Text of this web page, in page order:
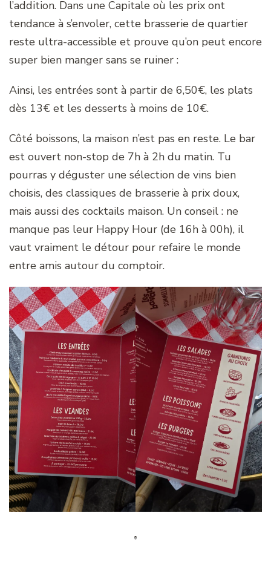
l’addition. Dans une Capitale où les prix ont
tendance à s’envoler, cette brasserie de quartier
reste ultra-accessible et prouve qu’on peut encore
super bien manger sans se ruiner :
Ainsi, les entrées sont à partir de 6,50€, les plats
dès 13€ et les desserts à moins de 10€.
Côté boissons, la maison n’est pas en reste. Le bar
est ouvert non-stop de 7h à 2h du matin. Tu
pourras y déguster une sélection de vins bien
choisis, des classiques de brasserie à prix doux,
mais aussi des cocktails maison. Un conseil : ne
manque pas leur Happy Hour (de 16h à 00h), il
vaut vraiment le détour pour refaire le monde
entre amis autour du comptoir.